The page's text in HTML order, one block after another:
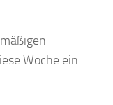
Woche ein